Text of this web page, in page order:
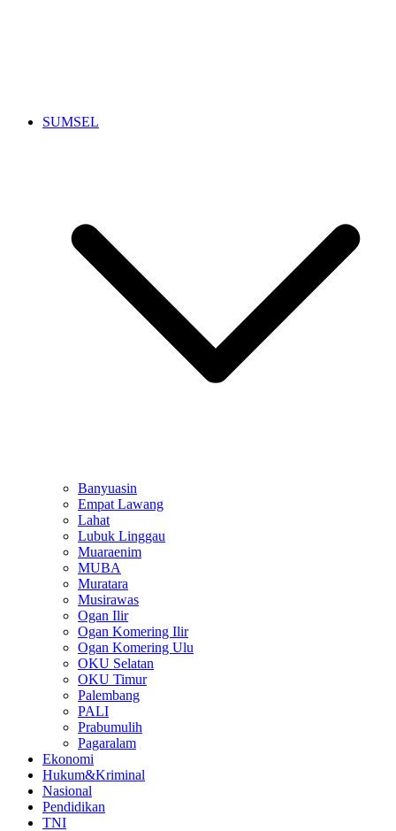
SUMSEL
Banyuasin
Empat Lawang
Lahat
Lubuk Linggau
Muaraenim
MUBA
Muratara
Musirawas
Ogan Ilir
Ogan Komering Ilir
Ogan Komering Ulu
OKU Selatan
OKU Timur
Palembang
PALI
Prabumulih
Pagaralam
Ekonomi
Hukum&Kriminal
Nasional
Pendidikan
TNI